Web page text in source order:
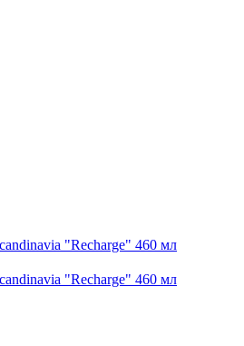
"Recharge" 460 мл
"Recharge" 460 мл